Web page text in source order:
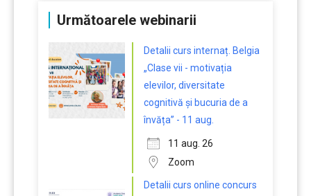
Următoarele webinarii
Detalii curs internaț. Belgia
„Clase vii - motivația
elevilor, diversitate
cognitivă și bucuria de a
învăța” - 11 aug.
11 aug. 26
Zoom
Detalii curs online concurs